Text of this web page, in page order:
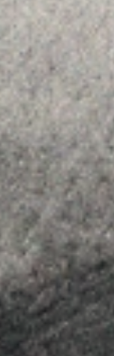
La Firma
Equipo
Insights
Contactar
SÍGUENOS
Linkedin
Instagram
Youtube
Allyon —